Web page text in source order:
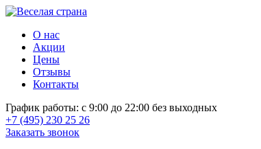
О нас
Акции
Цены
Отзывы
Контакты
График работы: с 9:00 до 22:00 без выходных
+7 (495) 230 25 26
Заказать звонок